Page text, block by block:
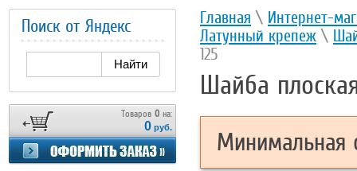
Главная \ Интернет-
Латунный крепеж \
125
Шайба
Минимальная
Поиск от Яндекс
Товаров 0 на:
0 руб.